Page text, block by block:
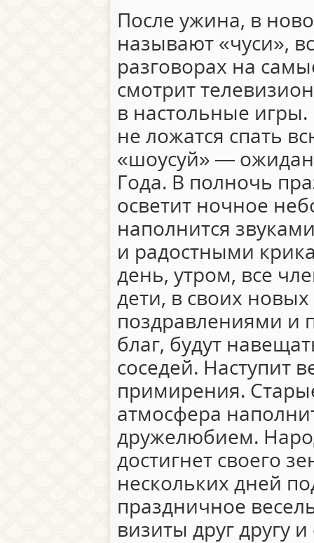
После ужина, в
называют «чуси»,
разговорах на
смотрит
в настольные
не ложатся спать
«шоусуй» —
Года. В полночь
осветит ночное
наполнится
и радостными
день, утром, все
дети, в своих
поздравлениями и
благ, будут
соседей. Наступит
примирения.
атмосфера
дружелюбием.
достигнет своего
нескольких дней
праздничное
визиты друг другу